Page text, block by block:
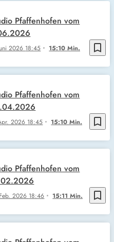
bookmark_border
2026 18:45 15:10 Min.
Pfaffenhofen vom
bookmark_border
2026 18:45 15:10 Min.
Pfaffenhofen vom
bookmark_border
2026 18:46 15:11 Min.
Pfaffenhofen vom